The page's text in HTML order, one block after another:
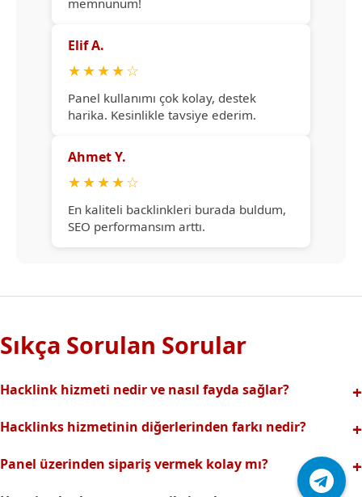
Elif A.
★★★★☆
Panel kullanımı çok kolay, destek
harika. Kesinlikle tavsiye ederim.
Ahmet Y.
★★★★☆
En kaliteli backlinkleri burada buldum,
SEO performansım arttı.
Sıkça Sorulan Sorular
Hacklink hizmeti nedir ve nasıl fayda sağlar?
backlinklerle sitenizin arama motorlarındaki
sıralamalarınız hızlıca yükselir.
Hacklinks hizmetinin diğerlerinden farkı nedir?
riski olmadan, en kaliteli ve etkili backlinkler sunuyoruz.
Profesyonel ekibimizle hızlı destek sağlanır.Ayrıca Daha
Panel üzerinden sipariş vermek kolay mı?
Hacklinks paneli kullanıcı dostu arayüzüyle kolayca sipariş